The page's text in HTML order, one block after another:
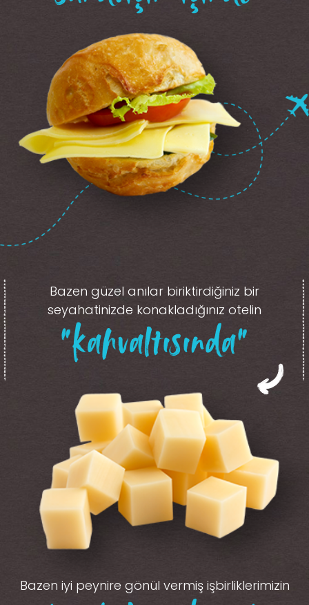
Bazen güzel anılar biriktirdiğiniz bir
seyahatinizde konakladığınız otelin
“kahvaltısında”
Bazen iyi peynire gönül vermiş işbirliklerimizin